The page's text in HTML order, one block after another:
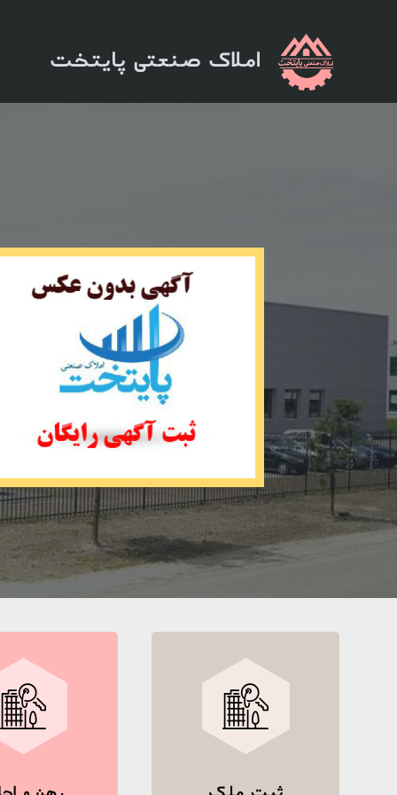
املاک صنعتی پایتخت